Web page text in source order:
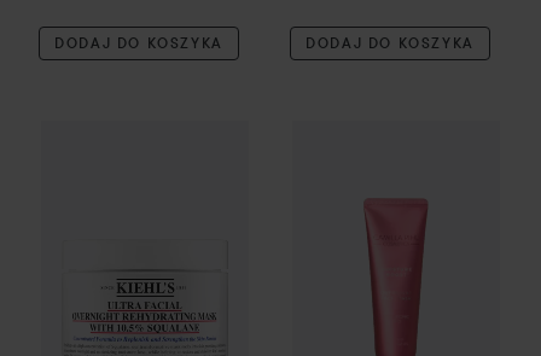
DODAJ DO KOSZYKA DODAJ DO KOSZYKA